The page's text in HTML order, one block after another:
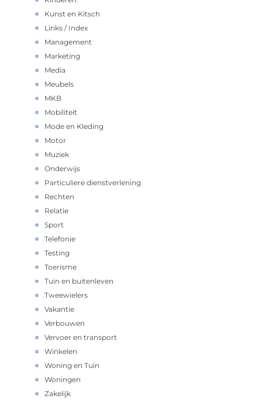
Kunst en Kitsch
Links / Index
Management
Marketing
Media
Meubels
MKB
Mobiliteit
Mode en Kleding
Motor
Muziek
Onderwijs
Particuliere dienstverlening
Rechten
Relatie
Sport
Telefonie
Testing
Toerisme
Tuin en buitenleven
Tweewielers
Vakantie
Verbouwen
Vervoer en transport
Winkelen
Woning en Tuin
Woningen
Zakelijk